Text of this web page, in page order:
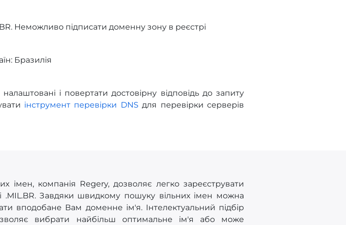
Неможливо підписати доменну зону в реєстрі
Бразилія
і повертати достовірну відповідь до запиту
інструмент перевірки DNS для перевірки серверів
імен, компанія Regery, дозволяє легко зареєструвати
.MIL.BR. Завдяки швидкому пошуку вільних імен можна
вподобане Вам доменне ім'я. Інтелектуальний підбір
вибрати найбільш оптимальне ім'я або може